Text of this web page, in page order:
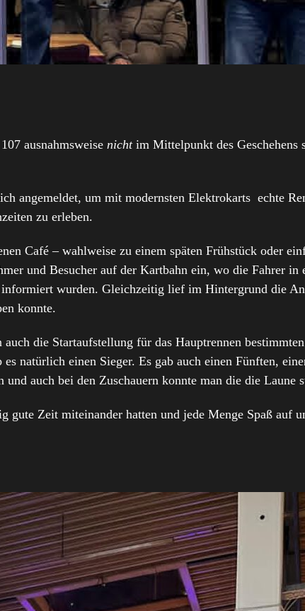
ausnahmsweise nichtim Mittelpunkt des Geschehens
angemeldet, um mit modernsten Elektrokarts echte
zu erleben.
Café – wahlweise zu einem späten Frühstück oder
und Besucher auf der Kartbahn ein, wo die Fahrer in
wurden. Gleichzeitig lief im Hintergrund die
konnte.
die Startaufstellung für das Hauptrennen
natürlich einen Sieger. Es gab auch einen Fünften,
und auch bei den Zuschauern konnte man die die Laune
Zeit miteinander hatten und jede Menge Spaß auf